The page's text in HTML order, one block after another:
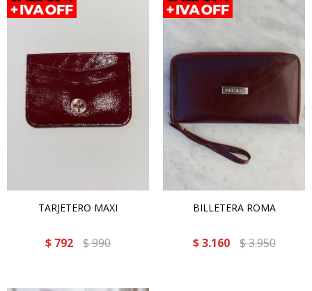
TARJETERO MAXI
$ 792 $990
BILLETERA ROMA
$ 3.160 $3.950